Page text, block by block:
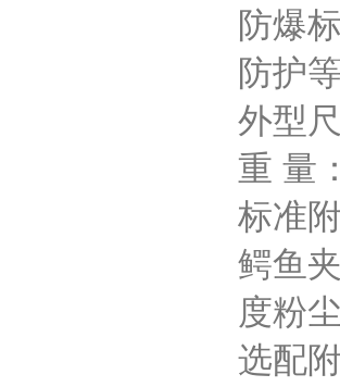
防爆
防护
外型
重 量
标准
鳄鱼
度粉
选配